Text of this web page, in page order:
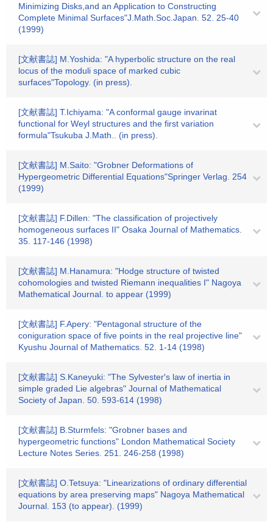
Minimizing Disks,and an Application to Constructing
Complete Minimal Surfaces"J.Math.Soc.Japan. 52. 25-40
(1999)
[文献書誌] M.Yoshida: "A hyperbolic structure on the real
locus of the moduli space of marked cubic
surfaces"Topology. (in press).
[文献書誌] T.Ichiyama: "A conformal gauge invarinat
functional for Weyl structures and the first variation
formula"Tsukuba J.Math.. (in press).
[文献書誌] M.Saito: "Grobner Deformations of
Hypergeometric Differential Equations"Springer Verlag. 254
(1999)
[文献書誌] F.Dillen: "The classification of projectively
homogeneous surfaces II" Osaka Journal of Mathematics.
35. 117-146 (1998)
[文献書誌] M.Hanamura: "Hodge structure of twisted
cohomologies and twisted Riemann inequalities I" Nagoya
Mathematical Journal. to appear (1999)
[文献書誌] F.Apery: "Pentagonal structure of the
coniguration space of five points in the real projective line"
Kyushu Journal of Mathematics. 52. 1-14 (1998)
[文献書誌] S.Kaneyuki: "The Sylvester′s law of inertia in
simple graded Lie algebras" Journal of Mathematical
Society of Japan. 50. 593-614 (1998)
[文献書誌] B.Sturmfels: "Grobner bases and
hypergeometric functions" London Mathematical Society
Lecture Notes Series. 251. 246-258 (1998)
[文献書誌] O.Tetsuya: "Linearizations of ordinary differential
equations by area preserving maps" Nagoya Mathematical
Journal. 153 (to appear). (1999)